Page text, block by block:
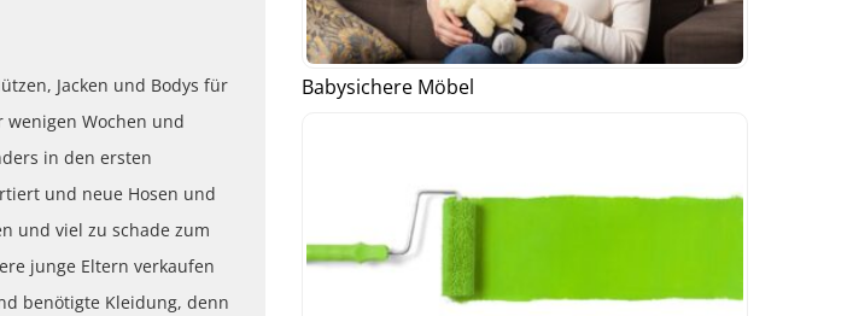
Jacken und Bodys für
Wochen und
in den ersten
und neue Hosen und
und viel zu schade zum
junge Eltern verkaufen
benötigte Kleidung, denn
Babysichere Möbel